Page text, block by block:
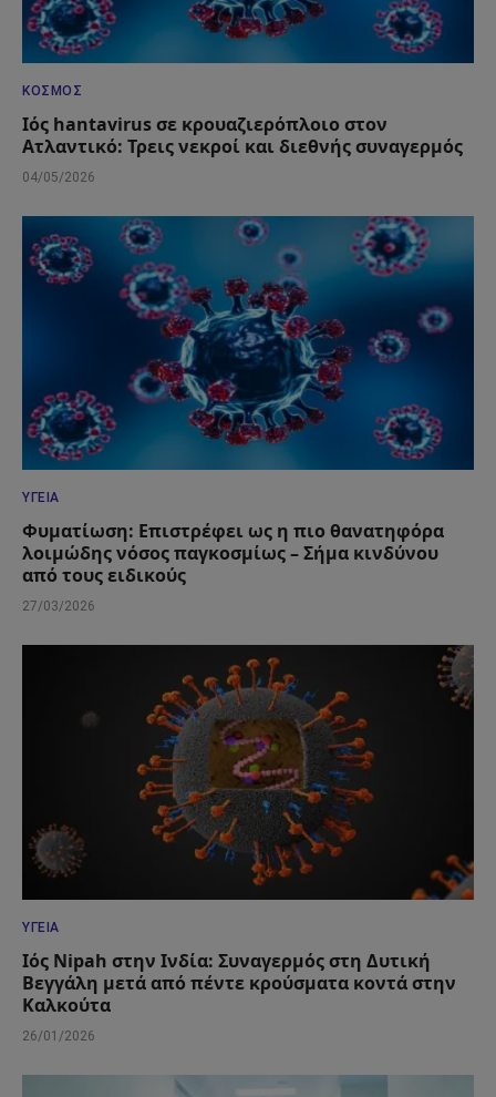
ΚΌΣΜΟΣ
Ιός hantavirus σε κρουαζιερόπλοιο στον
Ατλαντικό: Τρεις νεκροί και διεθνής συναγερμός
04/05/2026
ΥΓΕΊΑ
Φυματίωση: Επιστρέφει ως η πιο θανατηφόρα
λοιμώδης νόσος παγκοσμίως – Σήμα κινδύνου
από τους ειδικούς
27/03/2026
ΥΓΕΊΑ
Ιός Nipah στην Ινδία: Συναγερμός στη Δυτική
Βεγγάλη μετά από πέντε κρούσματα κοντά στην
Καλκούτα
26/01/2026